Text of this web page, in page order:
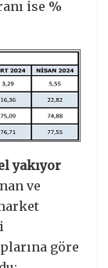
ise %
yakıyor
ve
göre